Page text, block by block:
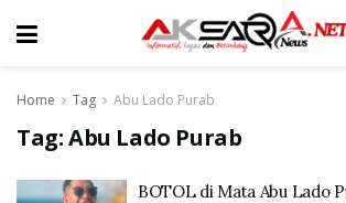
Home Tag Abu Lado Purab
Tag:Abu Lado Purab
BOTOL di Mata Abu Lado